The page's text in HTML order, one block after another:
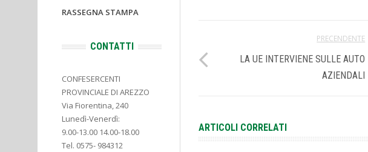
PRECENDENTE
LA UE INTERVIENE SULLE AUTO
AZIENDALI
ARTICOLI CORRELATI
RASSEGNA STAMPA
CONTATTI
CONFESERCENTI
PROVINCIALE DI AREZZO
Via Fiorentina, 240
Lunedì-Venerdì:
9.00-13.00 14.00-18.00
Tel. 0575- 984312